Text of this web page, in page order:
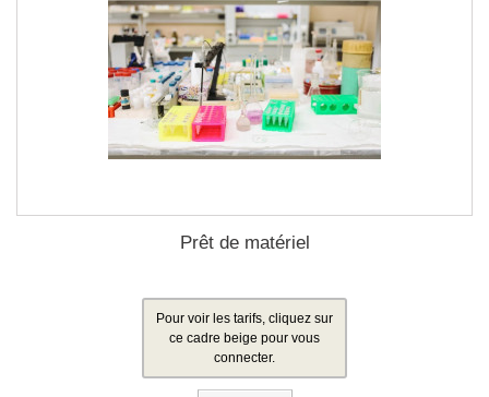
Prêt de matériel
Pour voir les tarifs, cliquez sur
ce cadre beige pour vous
connecter.